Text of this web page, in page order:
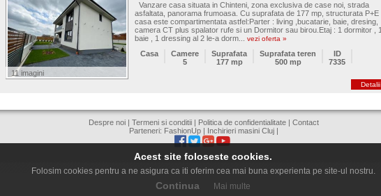
11 imagini
Vanzare casa situata in Chinteni, zona exclusiva de case noi, strada
asfaltata, panorama frumoasa. Cu suprafata de 177 mp, structurata P+E
casa este compartimentata astfel:Parter : living ,bucatarie, baie, dresing,
camera CT plus spalator rufe si un Dormitor sau birou.Etaj : 1 dormitor , 1
baie , 1 dressing al 2 le-a dorm... vezi oferta »
Casa
Camere
5
Suprafata
177 mp
Suprafata teren
500 mp
ID
7335
Detalii
Despre noi| Termeni si conditii| Politica de confidentialitate| Contact
Parteneri: FashionUp| Inchirieri masini Cluj|
Acest site foloseste cookies.
Folosim cookies pentru a ne asigura ca iti oferim cea mai buna experienta pe site-ul nostru.
Continua Mai multe